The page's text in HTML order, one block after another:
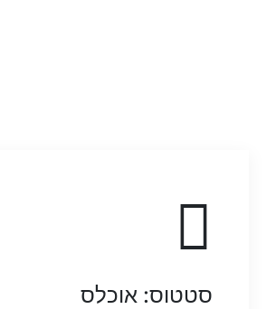
סטטוס: אוכלס